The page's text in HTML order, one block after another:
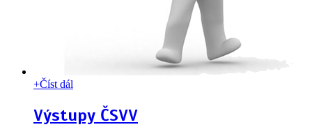
+Číst dál
Výstupy ČSVV